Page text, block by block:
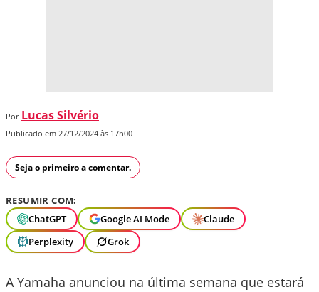
Por Lucas Silvério
Publicado em 27/12/2024 às 17h00
Seja o primeiro a comentar.
RESUMIR COM:
ChatGPT
Google AI Mode
Claude
Perplexity
Grok
A Yamaha anunciou na última semana que estará